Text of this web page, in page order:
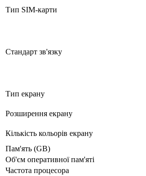
Тип SIM-карти
Стандарт зв'язку
Тип екрану
Розширення екрану
Кількість кольорів екрану
Пам'ять (GB)
Об'єм оперативної пам'яті
Частота процесора